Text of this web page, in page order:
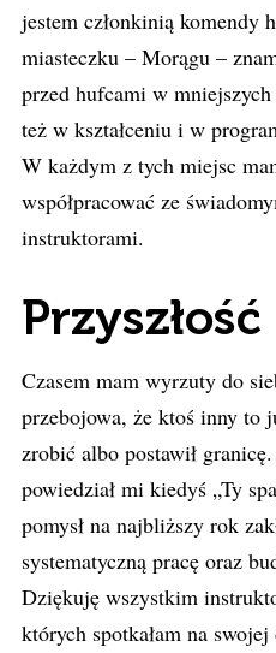
jestem członkinią komendy
miasteczku – Morągu –
przed hufcami w
też w kształceniu i w
W każdym z tych miejsc
współpracować ze
instruktorami.
Przyszłość
Czasem mam wyrzuty do
przebojowa, że ktoś inny to
zrobić albo postawił
powiedział mi kiedyś „Ty
pomysł na najbliższy rok
systematyczną pracę oraz
Dziękuję wszystkim
których spotkałam na